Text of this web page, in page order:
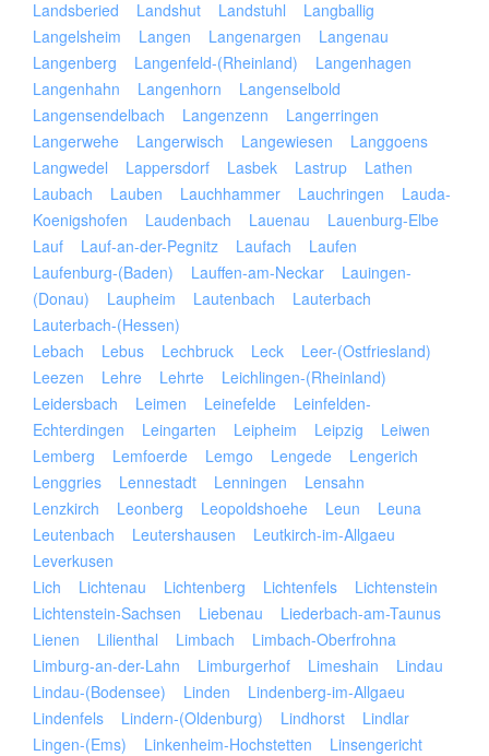
Landsberied
Landshut Landstuhl
Langballig
Langelsheim
Langen Langenargen
Langenau
Langenberg
Langenfeld-(Rheinland)
Langenhagen
Langenhahn
Langenhorn
Langenselbold
Langensendelbach
Langenzenn
Langerringen
Langerwehe
Langerwisch Langewiesen
Langgoens
Langwedel
Lappersdorf Lasbek Lastrup
Lathen
Laubach
Lauben Lauchhammer Lauchringen
Lauda-
Koenigshofen
Laudenbach Lauenau
Lauenburg-Elbe
Lauf
Lauf-an-der-Pegnitz Laufach
Laufen
Laufenburg-(Baden)
Lauffen-am-Neckar
Lauingen-
(Donau)
Laupheim Lautenbach
Lauterbach
Lauterbach-(Hessen)
Lebach
Lebus Lechbruck Leck
Leer-(Ostfriesland)
Leezen
Lehre Lehrte
Leichlingen-(Rheinland)
Leidersbach
Leimen Leinefelde
Leinfelden-
Echterdingen
Leingarten Leipheim Leipzig
Leiwen
Lemberg
Lemfoerde Lemgo Lengede
Lengerich
Lenggries
Lennestadt Lenningen
Lensahn
Lenzkirch
Leonberg Leopoldshoehe Leun
Leuna
Leutenbach
Leutershausen
Leutkirch-im-Allgaeu
Leverkusen
Lich
Lichtenau Lichtenberg Lichtenfels
Lichtenstein
Lichtenstein-Sachsen
Liebenau
Liederbach-am-Taunus
Lienen
Lilienthal Limbach
Limbach-Oberfrohna
Limburg-an-der-Lahn
Limburgerhof Limeshain
Lindau
Lindau-(Bodensee)
Linden
Lindenberg-im-Allgaeu
Lindenfels
Lindern-(Oldenburg) Lindhorst
Lindlar
Lingen-(Ems)
Linkenheim-Hochstetten
Linsengericht